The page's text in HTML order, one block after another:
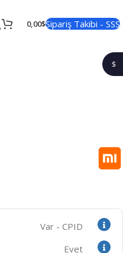
0,00$Sipariş Takibi - SSS
Var - CPID
Evet
$